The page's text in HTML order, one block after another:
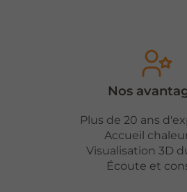
Nos
Plus de 20 ans
Accueil
Visualisation 3D
Écoute et